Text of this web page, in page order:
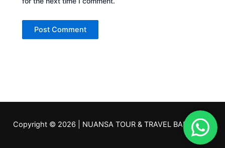
Copyright © 2026 | NUANSA TOUR & TRAVEL BANDUNG